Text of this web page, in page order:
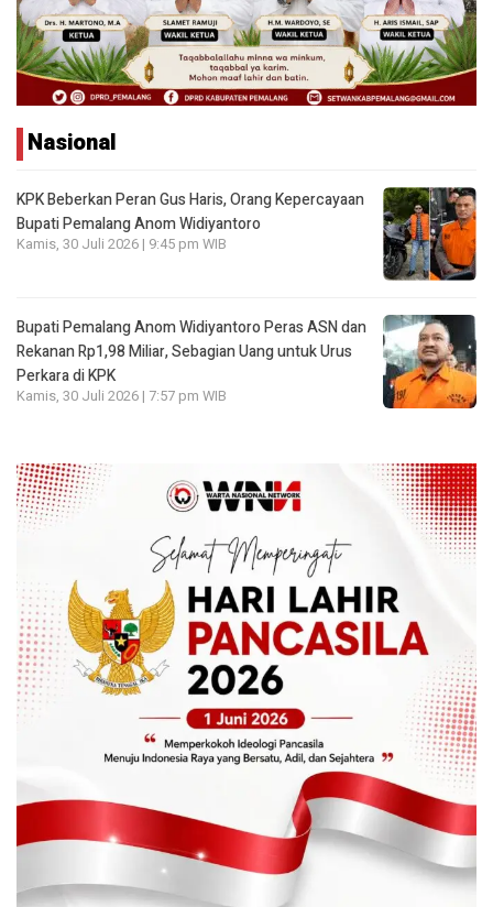
Nasional
KPK Beberkan Peran Gus Haris, Orang Kepercayaan
Bupati Pemalang Anom Widiyantoro
Kamis, 30 Juli 2026 | 9:45 pm WIB
Bupati Pemalang Anom Widiyantoro Peras ASN dan
Rekanan Rp1,98 Miliar, Sebagian Uang untuk Urus
Perkara di KPK
Kamis, 30 Juli 2026 | 7:57 pm WIB